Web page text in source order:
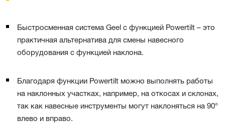
Быстросменная система Geel с функцией Powertilt – это
практичная альтернатива для смены навесного
оборудования с функцией наклона.
Благодаря функции Powertilt можно выполнять работы
на наклонных участках, например, на откосах и склонах,
так как навесные инструменты могут наклоняться на 90°
влево и вправо.